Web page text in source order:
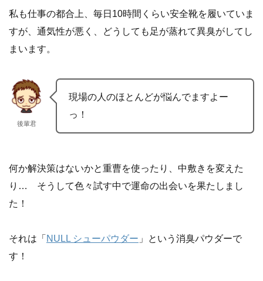
私も仕事の都合上、毎日10時間くらい安全靴を履いていま
すが、通気性が悪く、どうしても足が蒸れて異臭がしてし
まいます。
後輩君
現場の人のほとんどが悩んでますよー
っ！
何か解決策はないかと重曹を使ったり、中敷きを変えた
り… そうして色々試す中で運命の出会いを果たしまし
た！
それは「 NULL シューパウダー 」という消臭パウダーで
す！